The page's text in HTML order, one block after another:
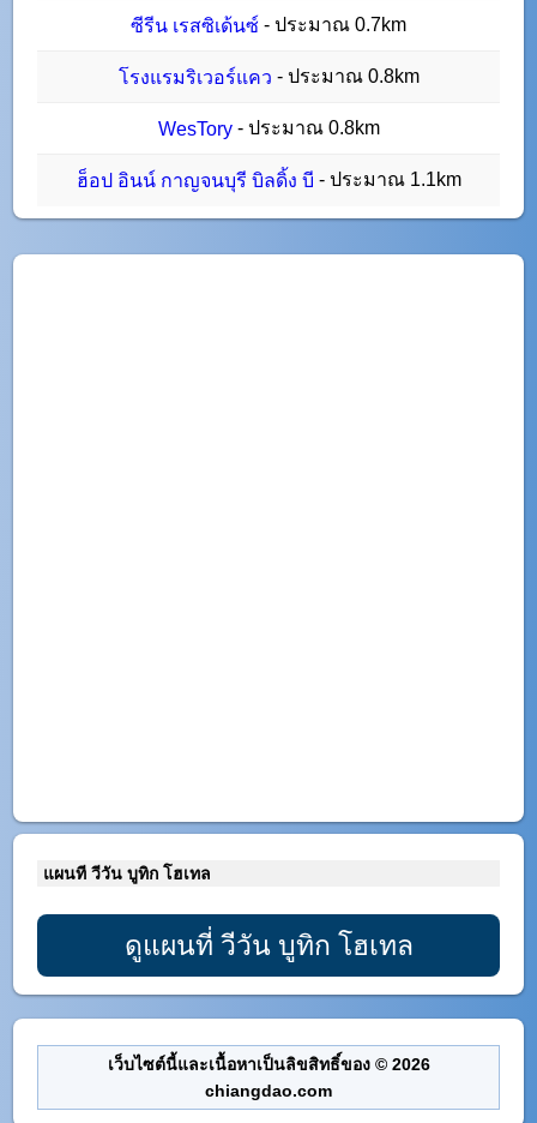
ซีรีน เรสซิเด้นซ์ - ประมาณ 0.7km
โรงแรมริเวอร์แคว - ประมาณ 0.8km
WesTory- ประมาณ 0.8km
ฮ็อป อินน์ กาญจนบุรี บิลดิ้ง บี - ประมาณ 1.1km
แผนที วีวัน บูทิก โฮเทล
ดูแผนที่ วีวัน บูทิก โฮเทล
เว็บไซต์นี้และเนื้อหาเป็นลิขสิทธิ์ของ © 2026
chiangdao.com